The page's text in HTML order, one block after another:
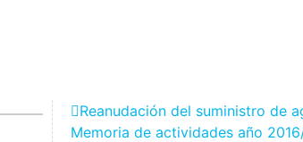
Reanudación del suministro de
Memoria de actividades año